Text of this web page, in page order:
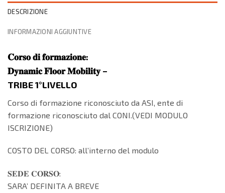
DESCRIZIONE
INFORMAZIONI AGGIUNTIVE
𝐂𝐨𝐫𝐬𝐨 𝐝𝐢 𝐟𝐨𝐫𝐦𝐚𝐳𝐢𝐨𝐧𝐞:
𝐃𝐲𝐧𝐚𝐦𝐢𝐜 𝐅𝐥𝐨𝐨𝐫 𝐌𝐨𝐛𝐢𝐥𝐢𝐭𝐲 –
TRIBE 1°LIVELLO
Corso di formazione riconosciuto da ASI, ente di
formazione riconosciuto dal CONI.(VEDI MODULO
ISCRIZIONE)
COSTO DEL CORSO: all’interno del modulo
𝐒𝐄𝐃𝐄 𝐂𝐎𝐑𝐒𝐎:
SARA’ DEFINITA A BREVE